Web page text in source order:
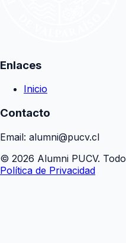
Enlaces
Inicio
Contacto
Email: alumni@pucv.cl
© 2026 Alumni PUCV.
Política de Privacidad